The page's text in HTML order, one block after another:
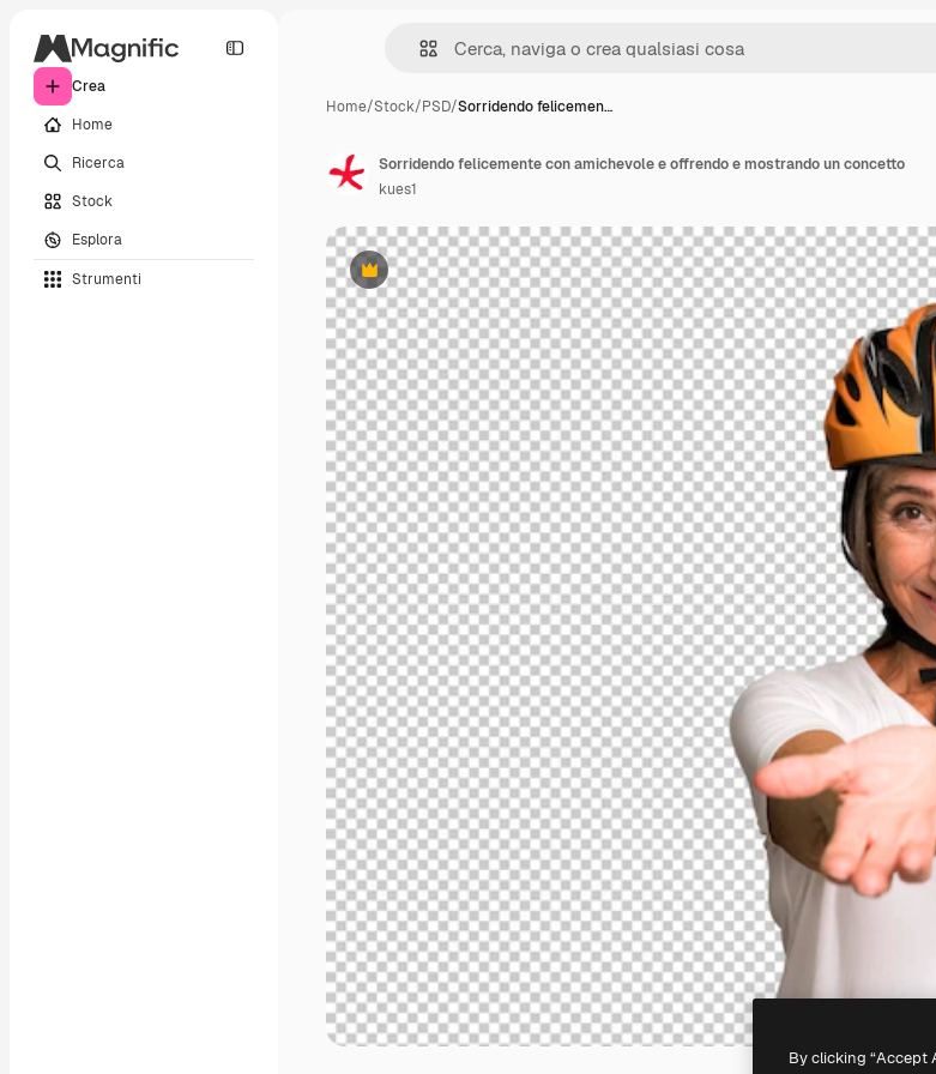
Crea
Home
Ricerca
Stock
Esplora
Strumenti
Home/Stock/PSD/Sorridendo felicemen…
Premium
Sorridendo felicemente con amichevole e offrendo e mostrando un concetto
kues1
By clicking “Accept